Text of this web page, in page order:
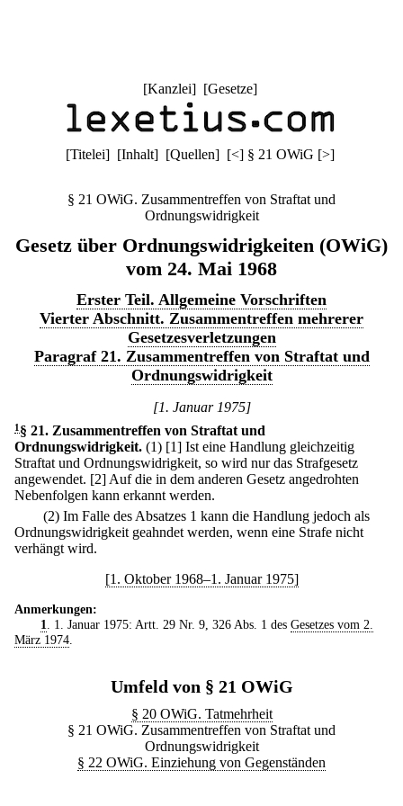
[Kanzlei] [Gesetze]
[Titelei] [Inhalt] [Quellen] [<] § 21 OWiG [>]
§ 21 OWiG. Zusammentreffen von Straftat und
Ordnungswidrigkeit
Gesetz über Ordnungswidrigkeiten (OWiG)
vom 24. Mai 1968
Erster Teil. Allgemeine Vorschriften
Vierter Abschnitt. Zusammentreffen mehrerer
Gesetzesverletzungen
Paragraf 21. Zusammentreffen von Straftat und
Ordnungswidrigkeit
[1. Januar 1975]
1 § 21. Zusammentreffen von Straftat und
Ordnungswidrigkeit. (1) [1] Ist eine Handlung gleichzeitig
Straftat und Ordnungswidrigkeit, so wird nur das Strafgesetz
angewendet. [2] Auf die in dem anderen Gesetz angedrohten
Nebenfolgen kann erkannt werden.
(2) Im Falle des Absatzes 1 kann die Handlung jedoch als
Ordnungswidrigkeit geahndet werden, wenn eine Strafe nicht
verhängt wird.
[1. Oktober 1968–1. Januar 1975]
Anmerkungen:
1. 1. Januar 1975: Artt. 29 Nr. 9, 326 Abs. 1 des Gesetzes vom 2.
März 1974.
Umfeld von § 21 OWiG
§ 20 OWiG. Tatmehrheit
§ 21 OWiG. Zusammentreffen von Straftat und
Ordnungswidrigkeit
§ 22 OWiG. Einziehung von Gegenständen